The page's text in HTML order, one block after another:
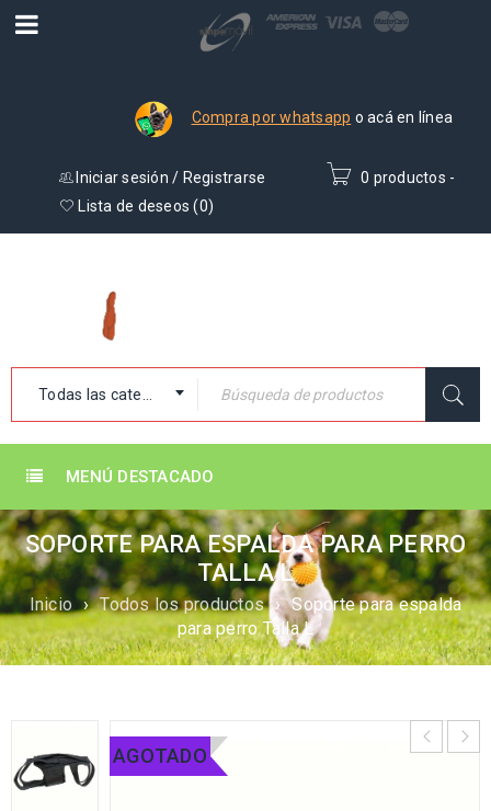
Compra por whatsapp o acá en línea
0 productos -
Iniciar sesión / Registrarse
Lista de deseos (0)
Todas las categorías
MENÚ DESTACADO
SOPORTE PARA ESPALDA PARA PERRO
TALLA L
Inicio › Todos los productos › Soporte para espalda
para perro Talla L
AGOTADO